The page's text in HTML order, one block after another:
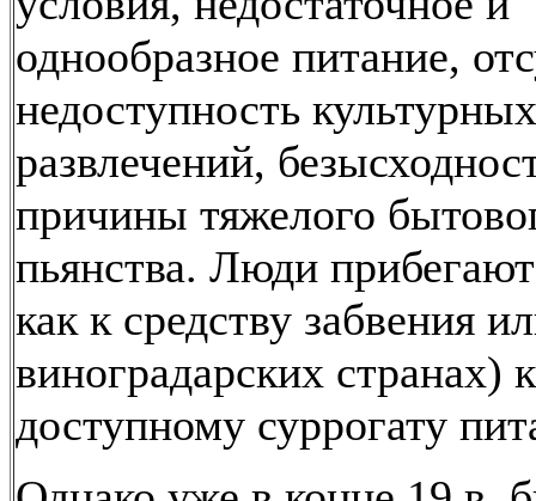
однообразное питание,
недоступность культурных
развлечений,
причины тяжелого
пьянства. Люди
как к средству забвения
виноградарских странах)
доступному суррогату